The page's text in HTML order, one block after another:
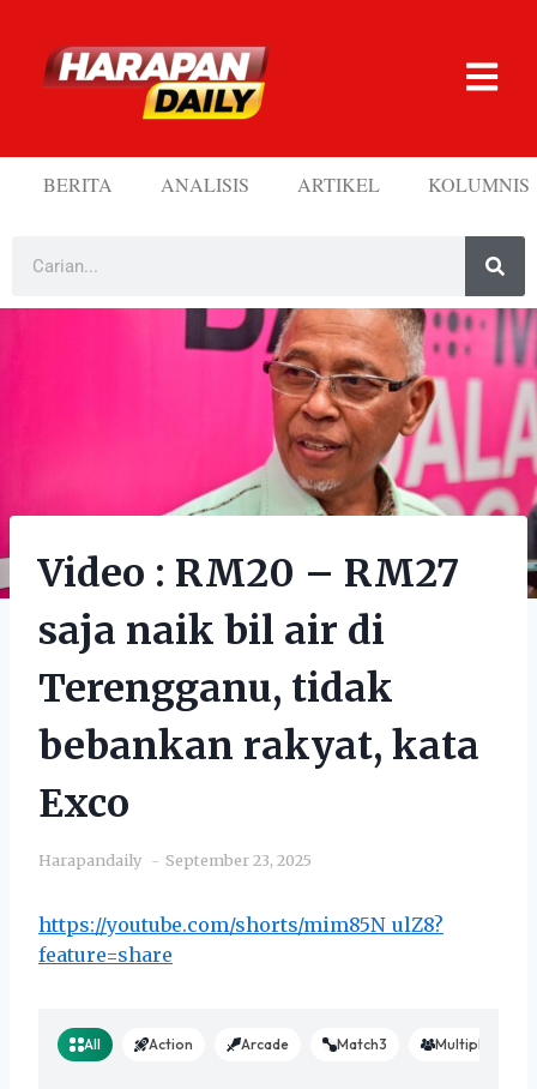
BERITA ANALISIS ARTIKEL KOLUMNIS
Video : RM20 – RM27
saja naik bil air di
Terengganu, tidak
bebankan rakyat, kata
Exco
Harapandaily September 23, 2025
https://youtube.com/shorts/mim85N_ulZ8?
feature=share